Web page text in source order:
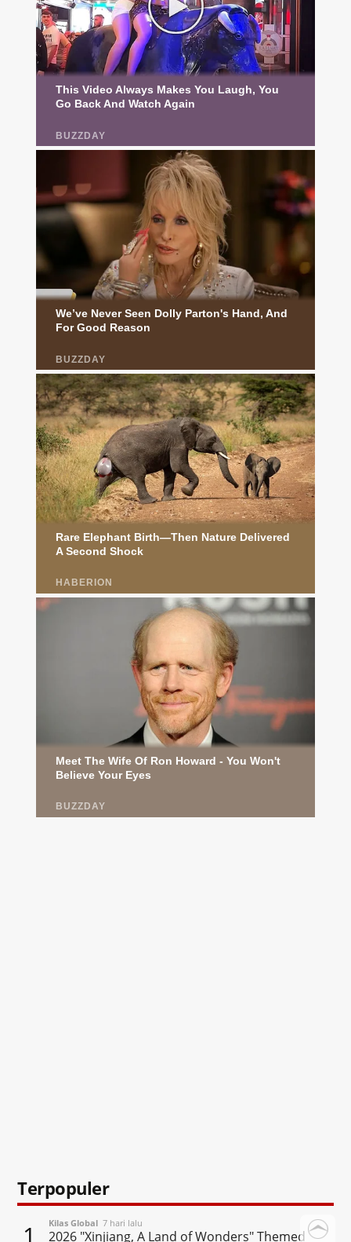
Terpopuler
1 Kilas Global 7 hari lalu
2026 "Xinjiang, A Land of Wonders" Themed